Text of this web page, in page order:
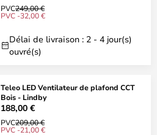
PVC249,00 €
PVC -32,00 €
Délai de livraison : 2 - 4 jour(s)
ouvré(s)
Teleo LED Ventilateur de plafond CCT
Bois - Lindby
188,00 €
PVC209,00 €
PVC -21,00 €